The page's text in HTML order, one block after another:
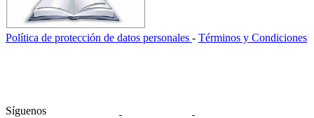
Política de protección de datos personales - Términos y Condiciones
Síguenos